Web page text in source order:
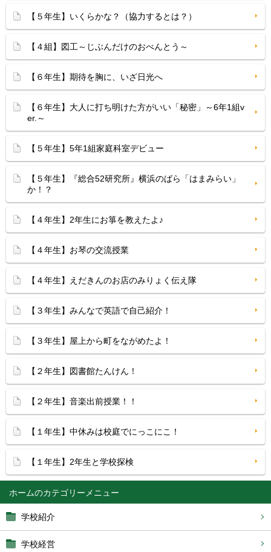
ホーム
学校紹介
学校経営
【５年生】いくらかな？（協力するとは？）
【４組】図工～じぶんだけのおべんとう～
【６年生】期待を胸に、いざ日光へ
【６年生】大人に打ち明けた方がいい「秘密」～6年1組v
er.～
【５年生】5年1組家庭科室デビュー
【５年生】『総合52研究所』横浜のばら「はまみらい」
か！？
【４年生】2年生にお箏を教えたよ♪
【４年生】お琴の交流授業
【４年生】えだきんのお店のみりょく伝え隊
【３年生】みんなで英語で自己紹介！
【３年生】屋上から町をながめたよ！
【２年生】図書館たんけん！
【２年生】音楽出前授業！！
【１年生】中休みは校庭でにっこにこ！
【１年生】2年生と学校探検